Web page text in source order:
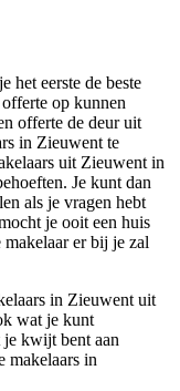
het eerste de beste
op kunnen
offerte de deur uit
in Zieuwent te
uit Zieuwent in
Je kunt dan
als je vragen hebt
je ooit een huis
er bij je zal
in Zieuwent uit
wat je kunt
je kwijt bent aan
makelaars in